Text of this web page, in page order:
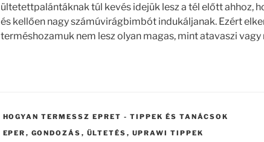
ültetettpalántáknak túl kevés idejük lesz a tél előtt ahhoz,
és kellően nagy számúvirágbimbót indukáljanak. Ezért
terméshozamuk nem lesz olyan magas, mint atavaszi vagy
KATEGÓRIÁK
HOGYAN TERMESSZ EPRET - TIPPEK ÉS TANÁCSOK
CÍMKÉK
EPER , GONDOZÁS , ÜLTETÉS , UPRAWI TIPPEK